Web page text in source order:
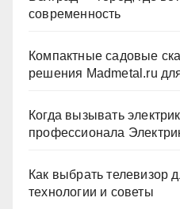
современность
Компактные садовые
решения Madmetal.ru
Когда вызывать
профессионала
Как выбрать телевизор
технологии и советы